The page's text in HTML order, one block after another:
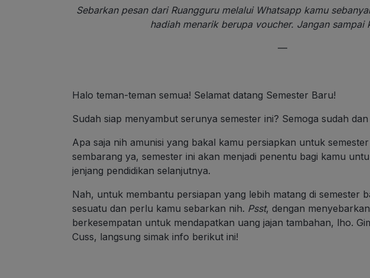
Sebarkan pesan dari Ruangguru melalui Whatsapp kamu
hadiah menarik berupa voucher. Jangan sampai
—
Halo teman-teman semua! Selamat datang Semester Baru!
Sudah siap menyambut serunya semester ini? Semoga sudah
Apa saja nih amunisi yang bakal kamu persiapkan untuk
sembarang ya, semester ini akan menjadi penentu bagi kamu
jenjang pendidikan selanjutnya.
Nah, untuk membantu persiapan yang lebih matang di semester
sesuatu dan perlu kamu sebarkan nih. Psst, dengan
berkesempatan untuk mendapatkan uang jajan tambahan, lho.
Cuss, langsung simak info berikut ini!